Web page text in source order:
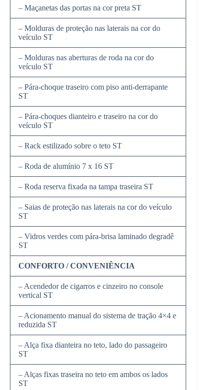
– Maçanetas das portas na cor preta ST
– Molduras de proteção nas laterais na cor do
veículo ST
– Molduras nas aberturas de roda na cor do
veículo ST
– Pára-choque traseiro com piso anti-derrapante
ST
– Pára-choques dianteiro e traseiro na cor do
veículo ST
– Rack estilizado sobre o teto ST
– Roda de alumínio 7 x 16 ST
– Roda reserva fixada na tampa traseira ST
– Saias de proteção nas laterais na cor do veículo
ST
– Vidros verdes com pára-brisa laminado degradê
ST
CONFORTO / CONVENIÊNCIA
– Acendedor de cigarros e cinzeiro no console
vertical ST
– Acionamento manual do sistema de tração 4×4 e
reduzida ST
– Alça fixa dianteira no teto, lado do passageiro
ST
– Alças fixas traseira no teto em ambos os lados
ST